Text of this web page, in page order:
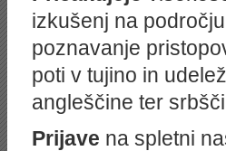
izkušenj na
poznavanje
poti v tujino in
angleščine ter
Prijave na spletni